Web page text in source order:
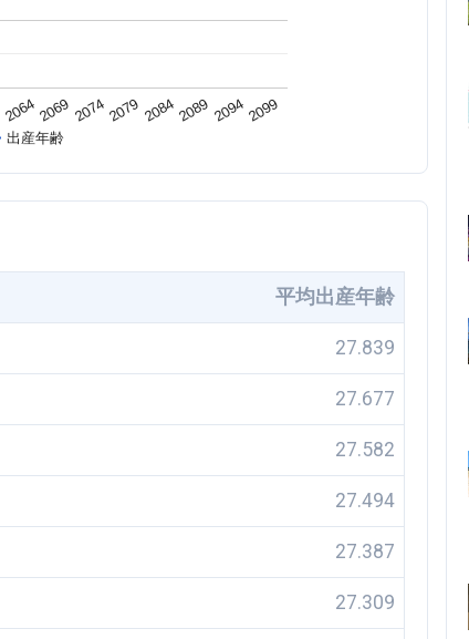
出産年齢
20642069 20742079 20842089 20942099
平均出産年齢
27.839
27.677
27.582
27.494
27.387
27.309